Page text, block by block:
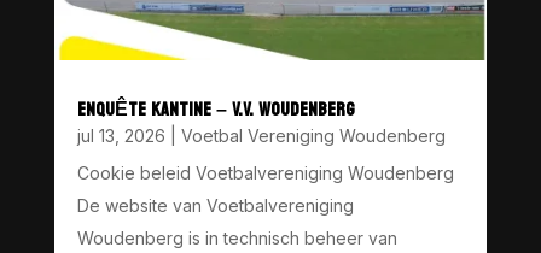
ENQUÊTE KANTINE – V.V. WOUDENBERG
jul 13, 2026
Voetbal Vereniging Woudenberg
Cookie beleid Voetbalvereniging Woudenberg
De website van Voetbalvereniging
Woudenberg is in technisch beheer van